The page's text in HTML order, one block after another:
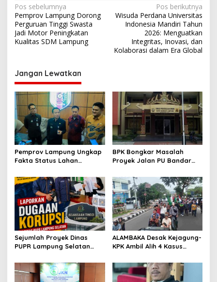
N
a
v
i
a
s
i
p
o
s
Pos sebelumnya
Pemprov Lampung Dorong
Perguruan Tinggi Swasta
Jadi Motor Peningkatan
Kualitas SDM Lampung
Pos berikutnya
Wisuda Perdana Universitas
Indonesia Mandiri Tahun
2026: Menguatkan
Integritas, Inovasi, dan
Kolaborasi dalam Era Global
Jangan Lewatkan
Pemprov Lampung Ungkap
Fakta Status Lahan
BPK Bongkar Masalah
Proyek Jalan PU Bandar
Sejumlah Proyek Dinas
PUPR Lampung Selatan
Dilaporkan DPP KAMPUD Ke
KEJATI Lampung
ALAMBAKA Desak Kejagung-
KPK Ambil Alih 4 Kasus